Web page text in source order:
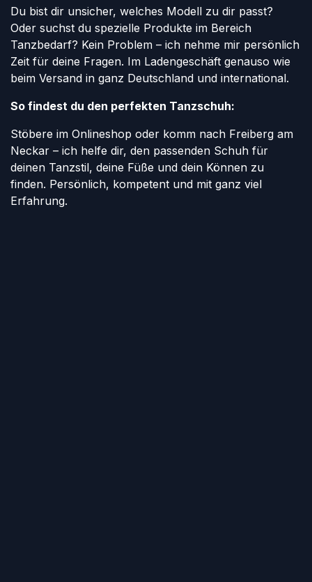
Du bist dir unsicher, welches Modell zu dir passt?
Oder suchst du spezielle Produkte im Bereich
Tanzbedarf? Kein Problem – ich nehme mir persönlich
Zeit für deine Fragen. Im Ladengeschäft genauso wie
beim Versand in ganz Deutschland und international.
So findest du den perfekten Tanzschuh:
Stöbere im Onlineshop oder komm nach Freiberg am
Neckar – ich helfe dir, den passenden Schuh für
deinen Tanzstil, deine Füße und dein Können zu
finden. Persönlich, kompetent und mit ganz viel
Erfahrung.